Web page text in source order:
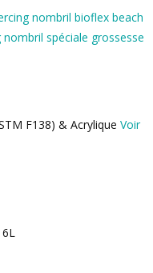
nombril bioflex beach
spéciale grossesse
F138) & Acrylique Voir